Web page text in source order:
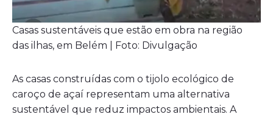
Casas sustentáveis que estão em obra na região
das ilhas, em Belém | Foto: Divulgação
As casas construídas com o tijolo ecológico de
caroço de açaí representam uma alternativa
sustentável que reduz impactos ambientais. A